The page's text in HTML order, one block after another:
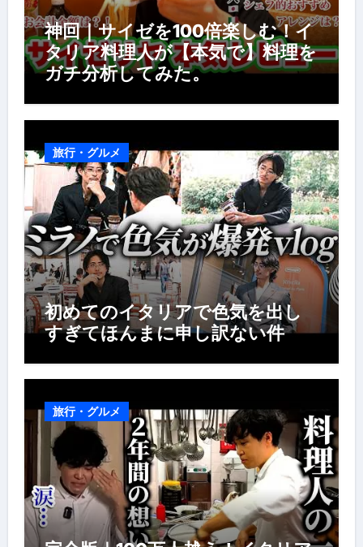
神回｜サイゼを100倍楽しむ！イ
タリア料理人が【本気で】料理を
ガチ分析してみた。
旅行・グルメ
初めてのイタリアで色気を出し
すぎてほんまに申し訳ない件
旅行・グルメ